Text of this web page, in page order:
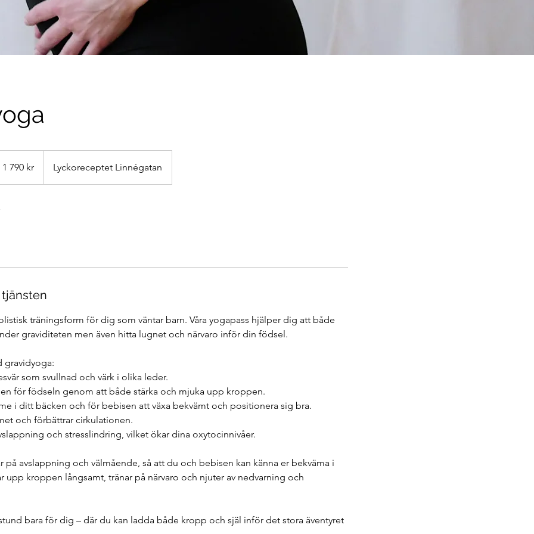
1 790 kr Lyckoreceptet Linnégatan
träningsform för dig som väntar barn. Våra yogapass hjälper dig att både
graviditeten men även hitta lugnet och närvaro inför din födsel.
gravidyoga:
som svullnad och värk i olika leder.
för födseln genom att både stärka och mjuka upp kroppen.
i ditt bäcken och för bebisen att växa bekvämt och positionera sig bra.
och förbättrar cirkulationen.
och stresslindring, vilket ökar dina oxytocinnivåer.
på avslappning och välmående, så att du och bebisen kan känna er bekväma i
upp kroppen långsamt, tränar på närvaro och njuter av nedvarning och
bara för dig – där du kan ladda både kropp och själ inför det stora äventyret